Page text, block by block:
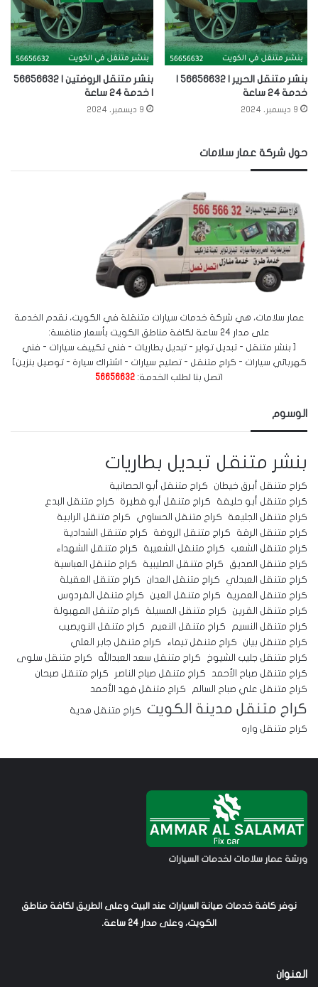
خدمة 24 ساعة
9 ديسمبر، 2024
بنشر متنقل الروضتين | 56656632
| خدمة 24 ساعة
9 ديسمبر، 2024
حول شركة عمار سلامات
عمار سلامات، هي شركة خدمات سيارات متنقلة في الكويت، نقدم الخدمة
على مدار 24 ساعة لكافة مناطق الكويت بأسعار منافسة:
[ بنشر متنقل - تبديل تواير - تبديل بطاريات - فني تكييف سيارات - فني
كهربائي سيارات - كراج متنقل - تصليح سيارات - اشتراك سيارة - توصيل بنزين]
اتصل بنا لطلب الخدمة: 56656632
الوسوم
بنشر متنقل تبديل بطاريات
كراج متنقل أبرق خيطان
كراج متنقل أبو الحصانية
كراج متنقل أبو حليفة
كراج متنقل أبو فطيرة
كراج متنقل البدع
كراج متنقل الجليعة
كراج متنقل الحساوي
كراج متنقل الرابية
كراج متنقل الرقة
كراج متنقل الروضة
كراج متنقل الشدادية
كراج متنقل الشعب
كراج متنقل الشعيبة
كراج متنقل الشهداء
كراج متنقل الصديق
كراج متنقل الصليبية
كراج متنقل العباسية
كراج متنقل العبدلي
كراج متنقل العدان
كراج متنقل العقيلة
كراج متنقل العمرية
كراج متنقل العين
كراج متنقل الفردوس
كراج متنقل القرين
كراج متنقل المسيلة
كراج متنقل المهبولة
كراج متنقل النسيم
كراج متنقل النعيم
كراج متنقل النويصيب
كراج متنقل بيان
كراج متنقل تيماء
كراج متنقل جابر العلي
كراج متنقل جليب الشيوخ
كراج متنقل سعد العبدالله
كراج متنقل سلوى
كراج متنقل صباح الأحمد
كراج متنقل صباح الناصر
كراج متنقل صبحان
كراج متنقل علي صباح السالم
كراج متنقل فهد الأحمد
كراج متنقل مدينة الكويت
كراج متنقل هدية
كراج متنقل واره
ورشة عمار سلامات لخدمات السيارات
نوفر كافة خدمات صيانة السيارات عند البيت وعلى الطريق لكافة مناطق
الكويت، وعلى مدار 24 ساعة.
العنوان